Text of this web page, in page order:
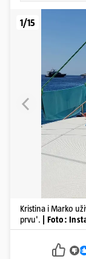
1/15
Kristina i Marko
prvu'.
| Foto: